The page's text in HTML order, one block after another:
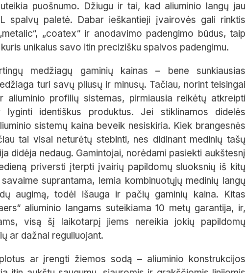
puošnumo. Džiugu ir tai, kad aliuminio langų jau
spalvų paletė. Dabar ieškantieji įvairovės gali rinktis
„coatex“ ir anodavimo padengimo būdus, taip
unikalus savo itin precizišku spalvos padengimu.
medžiagų gaminių kainas – bene sunkiausias
turi savų pliusų ir minusų. Tačiau, norint teisingai
aliuminio profilių sistemas, pirmiausia reikėtų atkreipti
identiškus produktus. Jei stiklinamos didelės
sistemų kaina beveik nesiskiria. Kiek brangesnės
tai visai neturėtų stebinti, nes didinant medinių tašų
didėja nedaug. Gamintojai, norėdami pasiekti aukštesnį
priversti įterpti įvairių papildomų sluoksnių iš kitų
suprantama, lemia kombinuotųjų medinių langų
augimą, todėl išauga ir pačių gaminių kaina. Kitas
aliuminio langams suteikiama 10 metų garantija, ir,
visą šį laikotarpį jiems nereikia jokių papildomų
ar dažnai reguliuojant.
ar įrengti žiemos sodą – aliuminio konstrukcijos